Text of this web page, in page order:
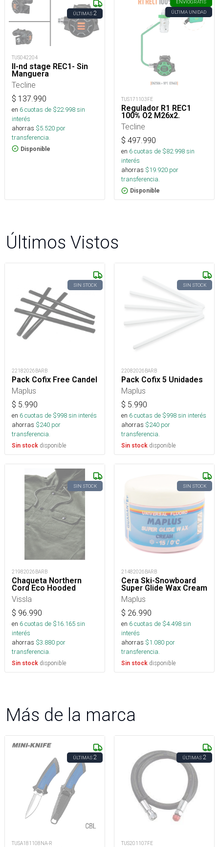
ÚLTIMAS2
TUS042204
II-nd stage REC1- Sin
Manguera
Tecline
$ 137.990
en 6cuotas de $22.998sin
interés
ahorras $5.520 por
transferencia.
Disponible
ENVÍOGRATIS
ÚLTIMA UNIDAD
TUS171103FE
Regulador R1 REC1
100% O2 M26x2.
Tecline
$ 497.990
en 6cuotas de $82.998sin
interés
ahorras $19.920 por
transferencia.
Disponible
Últimos Vistos
SIN STOCK
22182026BARB
Pack Cofix Free Candel
Maplus
$ 5.990
en 6cuotas de $998sin interés
ahorras $240 por
transferencia.
Sin stock disponible
SIN STOCK
22082026BARB
Pack Cofix 5 Unidades
Maplus
$ 5.990
en 6cuotas de $998sin interés
ahorras $240 por
transferencia.
Sin stock disponible
SIN STOCK
21982026BARB
Chaqueta Northern
Cord Eco Hooded
Vissla
$ 96.990
en 6cuotas de $16.165sin
interés
ahorras $3.880 por
transferencia.
Sin stock disponible
SIN STOCK
21482026BARB
Cera Ski-Snowboard
Super Glide Wax Cream
Maplus
$ 26.990
en 6cuotas de $4.498sin
interés
ahorras $1.080 por
transferencia.
Sin stock disponible
Más de la marca
ÚLTIMAS2
TUSA181108NA-R
ÚLTIMAS2
TUS201107FE